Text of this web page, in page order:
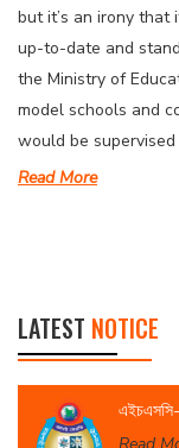
but it’s an irony
up-to-date and
the Ministry of
model schools and
would be
Read More
LATEST NOTICE
এইচএসসি-